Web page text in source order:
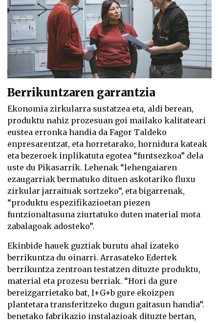
Berrikuntzaren garrantzia
Ekonomia zirkularra sustatzea eta, aldi berean,
produktu nahiz prozesuan goi mailako kalitateari
eustea erronka handia da Fagor Taldeko
enpresarentzat, eta horretarako, hornidura kateak
eta bezeroek inplikatuta egotea “funtsezkoa” dela
uste du Pikasarrik. Lehenak “lehengaiaren
ezaugarriak bermatuko dituen askotariko fluxu
zirkular jarraituak sortzeko”, eta bigarrenak,
“produktu espezifikazioetan piezen
funtzionaltasuna ziurtatuko duten material mota
zabalagoak adosteko”.
Ekinbide hauek guztiak burutu ahal izateko
berrikuntza du oinarri. Arrasateko Edertek
berrikuntza zentroan testatzen dituzte produktu,
material eta prozesu berriak. “Hori da gure
bereizgarrietako bat, I+G+b gure ekoizpen
plantetara transferitzeko dugun gaitasun handia”.
benetako fabrikazio instalazioak dituzte bertan,